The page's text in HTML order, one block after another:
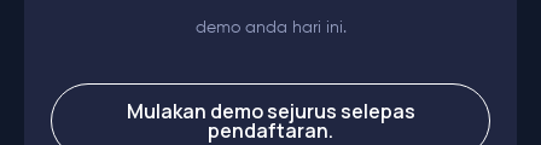
demo anda hari ini.
Mulakan demo sejurus selepas
pendaftaran.